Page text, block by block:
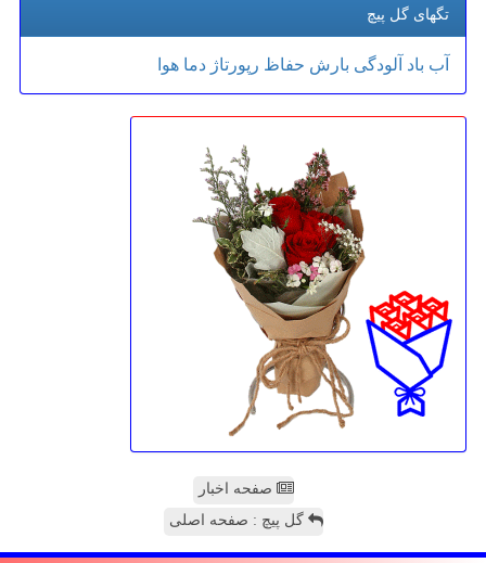
تگهای گل پیچ
آب باد آلودگی بارش حفاظ رپورتاژ دما هوا
صفحه اخبار
گل پیچ : صفحه اصلی